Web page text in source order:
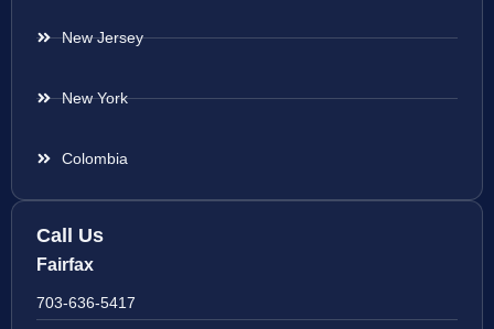
New Jersey
New York
Colombia
Call Us
Fairfax
703-636-5417